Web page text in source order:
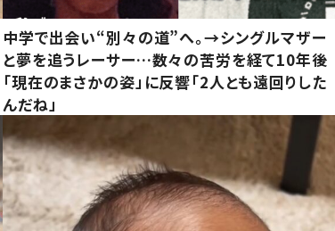
中学で出会い“別々の道”へ。→シングルマザー
と夢を追うレーサー…数々の苦労を経て10年後
「現在のまさかの姿」に反響「2人とも遠回りした
んだね」